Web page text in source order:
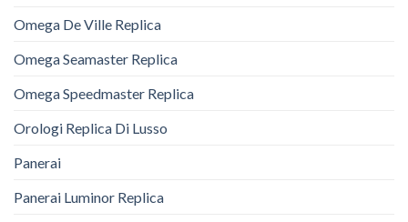
Omega De Ville Replica
Omega Seamaster Replica
Omega Speedmaster Replica
Orologi Replica Di Lusso
Panerai
Panerai Luminor Replica